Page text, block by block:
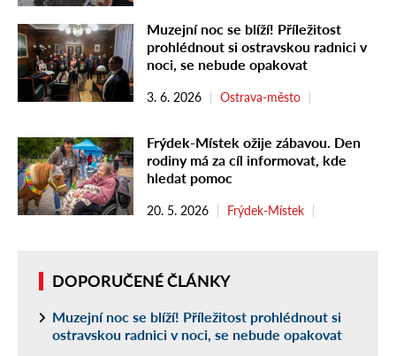
Muzejní noc se blíží! Příležitost
prohlédnout si ostravskou radnici v
noci, se nebude opakovat
3. 6. 2026 Ostrava-město
Frýdek-Místek ožije zábavou. Den
rodiny má za cíl informovat, kde
hledat pomoc
20. 5. 2026 Frýdek-Místek
DOPORUČENÉ ČLÁNKY
Muzejní noc se blíží! Příležitost prohlédnout si
ostravskou radnici v noci, se nebude opakovat